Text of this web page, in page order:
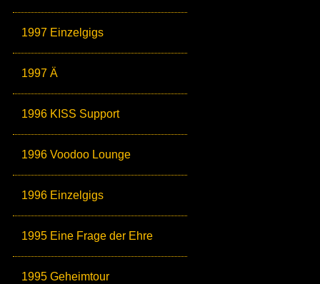
1997 Einzelgigs
1997 Ä
1996 KISS Support
1996 Voodoo Lounge
1996 Einzelgigs
1995 Eine Frage der Ehre
1995 Geheimtour